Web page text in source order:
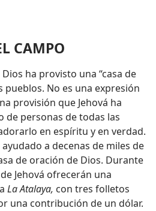
CAMPO
ha provisto una “casa de
pueblos. No es una expresión
provisión que Jehová ha
de personas de todas las
en espíritu y en verdad.
ayudado a decenas de miles de
de oración de Dios. Durante
Jehová ofrecerán una
La Atalaya, con tres folletos
una contribución de un dólar.